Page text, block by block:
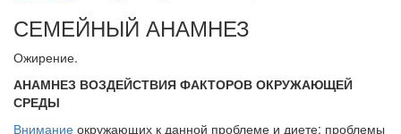
СЕМЕЙНЫЙ АНАМНЕЗ
Ожирение.
АНАМНЕЗ ВОЗДЕЙСТВИЯ ФАКТОРОВ ОКРУЖАЮЩЕЙ
СРЕДЫ
Внимание окружающих к данной проблеме и диете; проблемы